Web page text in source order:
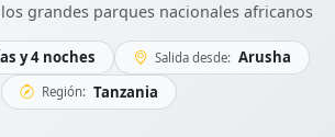
grandes parques nacionales africanos
y 4 noches Salida desde: Arusha
Región: Tanzania